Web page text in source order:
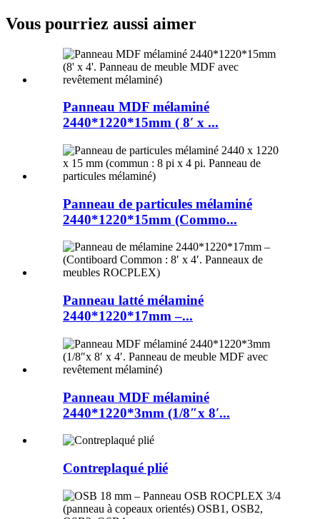
Vous pourriez aussi aimer
Panneau MDF mélaminé
2440*1220*15mm ( 8′ x ...
Panneau de particules mélaminé
2440*1220*15mm (Commo...
Panneau latté mélaminé
2440*1220*17mm –...
Panneau MDF mélaminé
2440*1220*3mm (1/8″x 8′...
Contreplaqué plié